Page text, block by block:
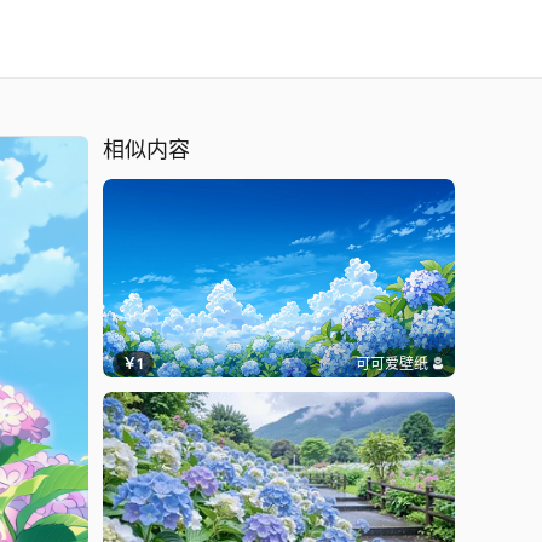
相似内容
￥1 可可爱壁纸